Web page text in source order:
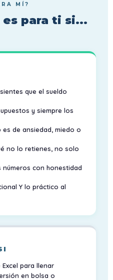
MÍ?
es para ti si...
que el sueldo
y siempre los
de ansiedad, miedo o
no lo retienes, no solo
números con honestidad
Y lo práctico al
para llenar
en bolsa o